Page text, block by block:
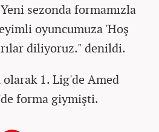
sezonda formamızla
oyuncumuza 'Hoş
diliyoruz." denildi.
1. Lig'de Amed
forma giymişti.